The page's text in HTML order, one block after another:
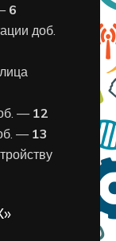
6
доб.
— 12
— 13